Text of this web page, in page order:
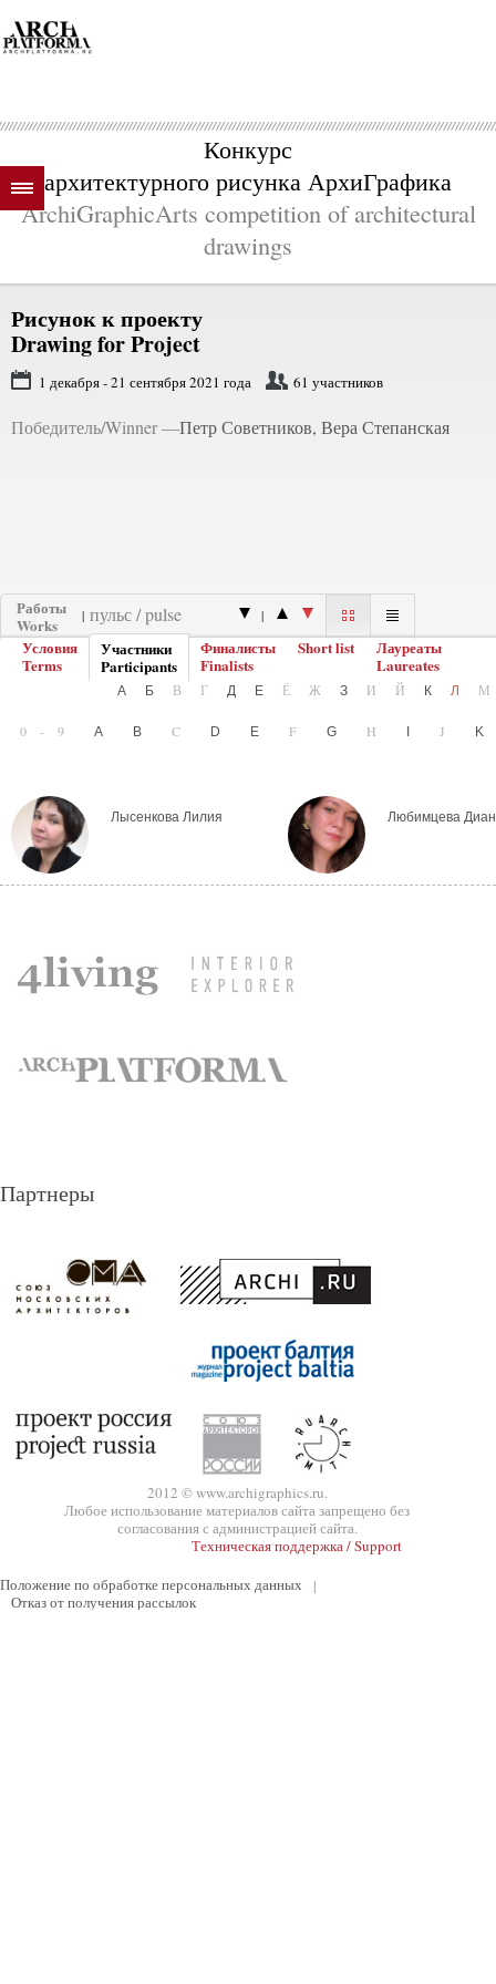
Конкурс
архитектурного рисунка АрхиГрафика
ArchiGraphicArts competition of architectural
drawings
Рисунок к проекту
Drawing for Project
1 декабря - 21 сентября 2021 года 61 участников
Победитель/Winner —Петр Советников, Вера Степанская
Работы
Works
| |
Условия
Terms
Участники
Participants
Финалисты
Finalists
Short list
Лауреаты
Laureates
А Б В Г Д Е Ё Ж З И Й К Л
0-9 A B C D E F G H J K
Лысенкова Лилия Любимцева
Партнеры
2012 © www.archigraphics.ru.
Любое использование материалов сайта запрещено без
согласования с администрацией сайта.
Техническая поддержка / Support
Положение по обработке персональных данных
|
Отказ от получения рассылок